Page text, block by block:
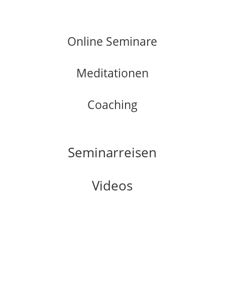
Online Seminare
Meditationen
Coaching
Seminarreisen
Videos